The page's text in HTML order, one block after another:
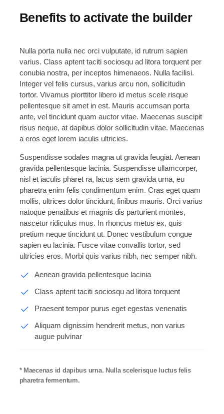
Benefits to activate the builder
Nulla porta nulla nec orci vulputate, id rutrum sapien
varius. Class aptent taciti sociosqu ad litora torquent per
conubia nostra, per inceptos himenaeos. Nulla facilisi.
Integer vel felis cursus, varius arcu non, sollicitudin
tortor. Vivamus piorttitor libero id metus scele risque
pellentesque sit amet in est. Mauris accumsan porta
ante, vel tincidunt quam auctor vitae. Maecenas suscipit
risus neque, at dapibus dolor sollicitudin vitae. Maecenas
a eros eget lorem iaculis ultricies.
Suspendisse sodales magna ut gravida feugiat. Aenean
gravida pellentesque lacinia. Suspendisse ullamcorper,
nisl et iaculis pharet ra, lacus sem gravida urna, eu
pharetra enim felis condimentum enim. Cras eget quam
mollis, ultrices dolor tincidunt, finibus mauris. Orci varius
natoque penatibus et magnis dis parturient montes,
nascetur ridiculus mus. In rhoncus metus ex, quis
pretium neque tincidunt ut. Donec vestibulum congue
sapien eu lacinia. Fusce vitae convallis tortor, sed
ultricies eros. Morbi quis varius nibh, nec semper nibh.
Aenean gravida pellentesque lacinia
Class aptent taciti sociosqu ad litora torquent
Praesent tempor purus eget egestas venenatis
Aliquam dignissim hendrerit metus, non varius
augue pulvinar
* Maecenas id dapibus urna. Nulla scelerisque luctus felis
pharetra fermentum.